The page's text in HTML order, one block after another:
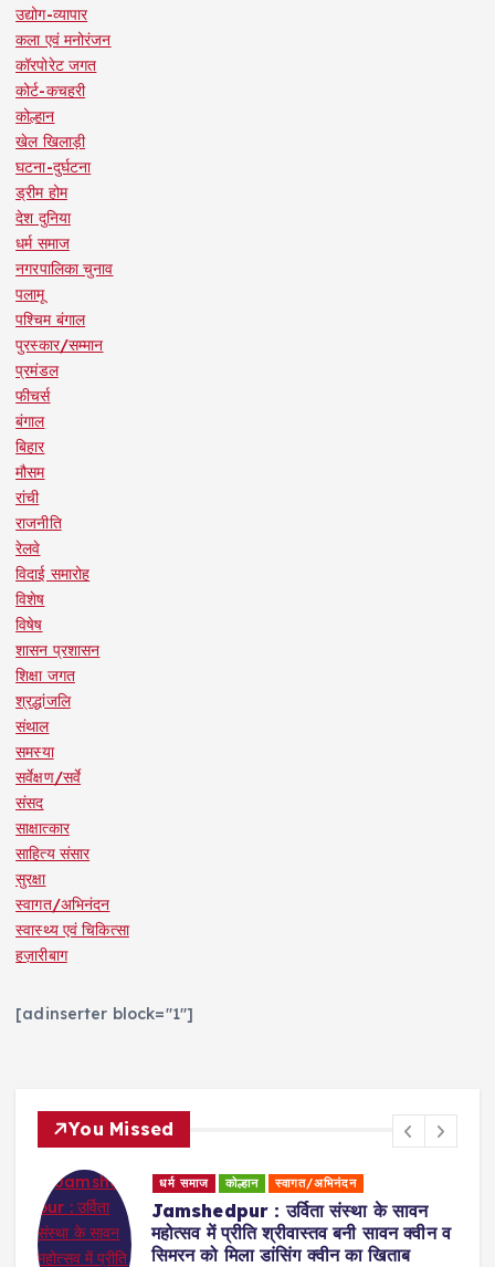
उद्योग-व्यापार
कला एवं मनोरंजन
कॉरपोरेट जगत
कोर्ट-कचहरी
कोल्हान
खेल खिलाड़ी
घटना-दुर्घटना
ड्रीम होम
देश दुनिया
धर्म समाज
नगरपालिका चुनाव
पलामू
पश्चिम बंगाल
पुरस्कार/सम्मान
प्रमंडल
फीचर्स
बंगाल
बिहार
मौसम
रांची
राजनीति
रेलवे
विदाई समारोह
विशेष
विषेष
शासन प्रशासन
शिक्षा जगत
श्रद्धांजलि
संथाल
समस्या
सर्वेक्षण/सर्वे
संसद
साक्षात्कार
साहित्य संसार
सुरक्षा
स्वागत/अभिनंदन
स्वास्थ्य एवं चिकित्सा
हज़ारीबाग
[adinserter block="1"]
You Missed
धर्म समाज कोल्हान स्वागत/अभिनंदन
Jamshedpur : उर्विता संस्था के सावन
महोत्सव में प्रीति श्रीवास्तव बनी सावन क्वीन व
सिमरन को मिला डांसिंग क्वीन का खिताब